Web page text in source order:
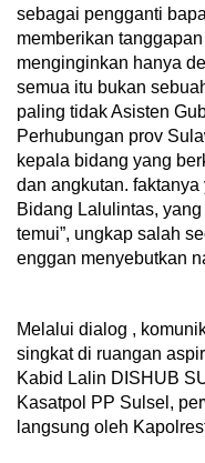
sebagai pengganti
memberikan
menginginkan hanya
semua itu bukan
paling tidak Asisten
Perhubungan prov
kepala bidang yang
dan angkutan.
Bidang Lalulintas,
temui”, ungkap salah
enggan menyebutkan
Melalui dialog ,
singkat di ruangan
Kabid Lalin DISHUB
Kasatpol PP Sulsel,
langsung oleh